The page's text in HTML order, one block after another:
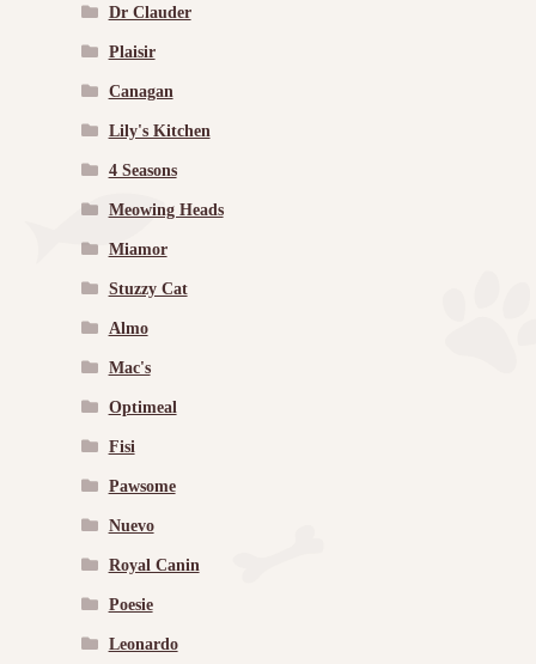
Dr Clauder
Plaisir
Canagan
Lily's Kitchen
4 Seasons
Meowing Heads
Miamor
Stuzzy Cat
Almo
Mac's
Optimeal
Fisi
Pawsome
Nuevo
Royal Canin
Poesie
Leonardo